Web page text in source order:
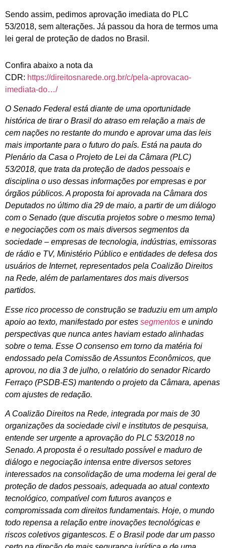
Sendo assim, pedimos aprovação imediata do PLC
53/2018, sem alterações. Já passou da hora de termos uma
lei geral de proteção de dados no Brasil.
Confira abaixo a nota da
CDR: https://direitosnarede.org.br/c/pela-aprovacao-
imediata-do…/
O Senado Federal está diante de uma oportunidade
histórica de tirar o Brasil do atraso em relação a mais de
cem nações no restante do mundo e aprovar uma das leis
mais importante para o futuro do país. Está na pauta do
Plenário da Casa o Projeto de Lei da Câmara (PLC)
53/2018, que trata da proteção de dados pessoais e
disciplina o uso dessas informações por empresas e por
órgãos públicos. A proposta foi aprovada na Câmara dos
Deputados no último dia 29 de maio, a partir de um diálogo
com o Senado (que discutia projetos sobre o mesmo tema)
e negociações com os mais diversos segmentos da
sociedade – empresas de tecnologia, indústrias, emissoras
de rádio e TV, Ministério Público e entidades de defesa dos
usuários de Internet, representados pela Coalizão Direitos
na Rede, além de parlamentares dos mais diversos
partidos.
Esse rico processo de construção se traduziu em um amplo
apoio ao texto, manifestado por estes segmentos e unindo
perspectivas que nunca antes haviam estado alinhadas
sobre o tema. Esse O consenso em torno da matéria foi
endossado pela Comissão de Assuntos Econômicos, que
aprovou, no dia 3 de julho, o relatório do senador Ricardo
Ferraço (PSDB-ES) mantendo o projeto da Câmara, apenas
com ajustes de redação.
A Coalizão Direitos na Rede, integrada por mais de 30
organizações da sociedade civil e institutos de pesquisa,
entende ser urgente a aprovação do PLC 53/2018 no
Senado. A proposta é o resultado possível e maduro de
diálogo e negociação intensa entre diversos setores
interessados na consolidação de uma moderna lei geral de
proteção de dados pessoais, adequada ao atual contexto
tecnológico, compatível com futuros avanços e
compromissada com direitos fundamentais. Hoje, o mundo
todo repensa a relação entre inovações tecnológicas e
riscos coletivos gigantescos. E o Brasil pode dar um passo